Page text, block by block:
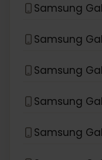
Samsung
Samsung
Samsung
Samsung
Samsung